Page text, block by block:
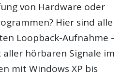
von Hardware oder
Hier sind alle
Loopback-Aufnahme -
hörbaren Signale im
mit Windows XP bis